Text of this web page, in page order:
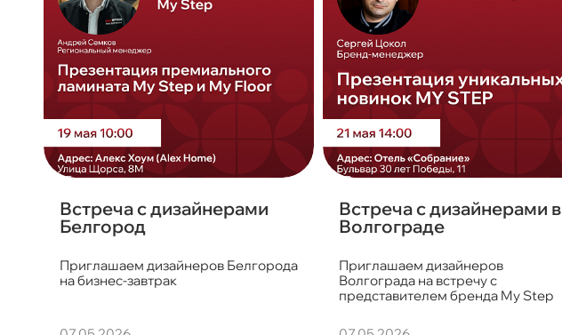
Встреча с дизайнерами
Белгород
Приглашаем дизайнеров Белгорода
на бизнес-завтрак
Встреча с дизайнерами в
Волгограде
Приглашаем дизайнеров
Волгограда на встречу с
представителем бренда My Step